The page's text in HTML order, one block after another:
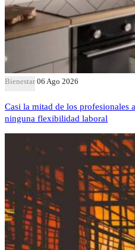
Bienestar 06 Ago 2026
Casi la mitad de los profesionales
ninguna flexibilidad laboral